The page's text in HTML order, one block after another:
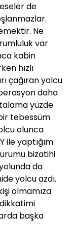
de
Ne
var
kabin
hızlı
çağıran yolcu
daha
yüzde
tebessüm
olunca
ile yaptığım
bizatihi
da
yolcu azdı.
olmamıza
başka